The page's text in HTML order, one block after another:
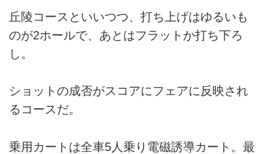
丘陵コースといいつつ、打ち上げはゆるいも
のが2ホールで、あとはフラットか打ち下ろ
し。
ショットの成否がスコアにフェアに反映され
るコースだ。
乗用カートは全車5人乗り電磁誘導カート。最